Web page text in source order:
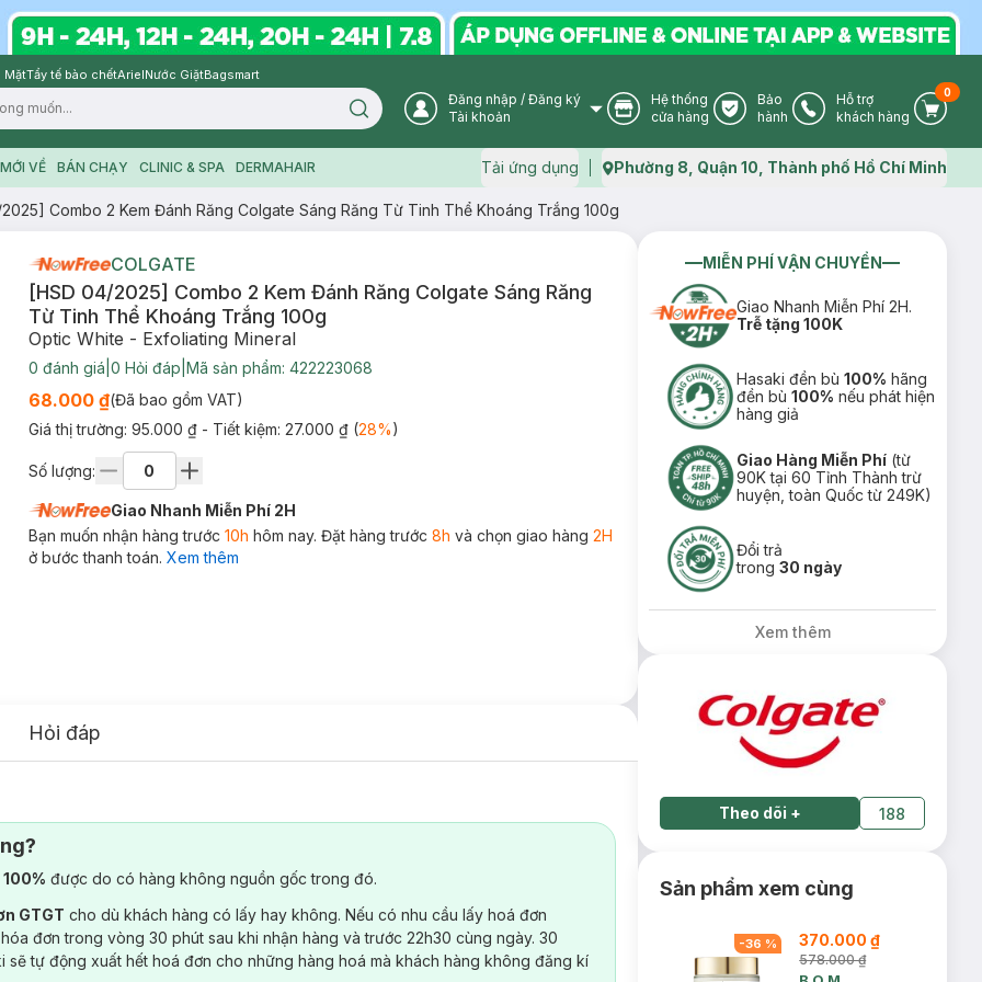
MặtTẩy tế bào chếtArielNước GiặtBagsmart
Search icon User Icon
Đăng nhập / Đăng ký
Tài khoản
Store Icon
Hệ thống
cửa hàng
Warranty Icon
Bảo
hành
Phone Icon
Hỗ trợ
khách hàng
Cart
0
VỀ BÁN CHẠY CLINIC & SPA DERMAHAIR Tải ứng dụng Map icon
Phường 8, Quận 10, Thành phố Hồ Chí Minh
Combo 2 Kem Đánh Răng Colgate Sáng Răng Từ Tinh Thể Khoáng Trắng 100g
COLGATE
[HSD 04/2025] Combo 2 Kem Đánh Răng Colgate Sáng Răng
Từ Tinh Thể Khoáng Trắng 100g
Optic White - Exfoliating Mineral
0 đánh giá 0 Hỏi đáp Mã sản phẩm: 422223068
68.000 ₫(Đã bao gồm VAT)
Giá thị trường: 95.000 ₫ - Tiết kiệm: 27.000 ₫(28%)
Số lượng:
Giao Nhanh Miễn Phí 2H
Bạn muốn nhận hàng trước 10h hôm nay. Đặt hàng trước 8h và chọn giao hàng 2H
ở bước thanh toán. Xem thêm
Hỏi đáp
được do có hàng không nguồn gốc trong đó.
GTGT cho dù khách hàng có lấy hay không. Nếu có nhu cầu lấy hoá đơn
đơn trong vòng 30 phút sau khi nhận hàng và trước 22h30 cùng ngày. 30
sẽ tự động xuất hết hoá đơn cho những hàng hoá mà khách hàng không đăng kí
MIỄN PHÍ VẬN CHUYỂN
Giao Nhanh Miễn Phí 2H.
Trễ tặng 100K
Hasaki đền bù100% hãng
đền bù100% nếu phát hiện
hàng giả
Giao Hàng Miễn Phí (từ
90K tại 60 Tỉnh Thành trừ
huyện, toàn Quốc từ 249K)
Đổi trả
trong30 ngày
Xem thêm
Theo dõi + 188
Sản phẩm xem cùng
-36 % 370.000 ₫
578.000 ₫